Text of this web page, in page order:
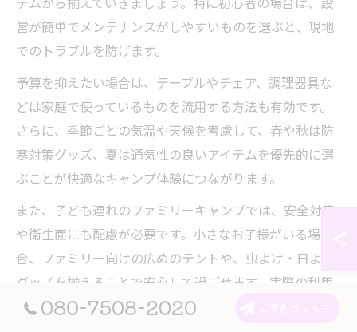
営が簡単でメンテナンスがしやすいものを選ぶと、現地
でのトラブルを防げます。
予算を抑えたい場合は、テーブルやチェア、調理器具な
どは家庭で使っているものを流用する方法も有効です。
さらに、季節ごとの気温や天候を考慮して、春や秋は防
寒対策グッズ、夏は通気性の良いアイテムを優先的に選
ぶことが快適なキャンプ体験につながります。
また、子ども連れのファミリーキャンプでは、安全対策
や衛生面にも配慮が必要です。小さなお子様がいる場
合、ファミリー向けの広めのテントや、虫よけ・日よけ
グッズを揃えることで安心して過ごせます。実際の利用
シーンをイメージしながら、家族構成やキャンプ場の設
080-7508-2020